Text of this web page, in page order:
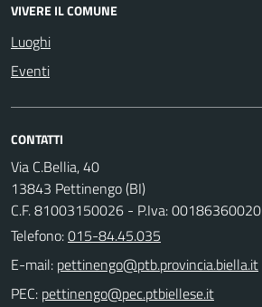
VIVERE IL COMUNE
Luoghi
Eventi
CONTATTI
Via C.Bellia, 40
13843 Pettinengo (BI)
C.F. 81003150026 - P.Iva: 00186360020
Telefono:015-84.45.035
E-mail:
PEC: